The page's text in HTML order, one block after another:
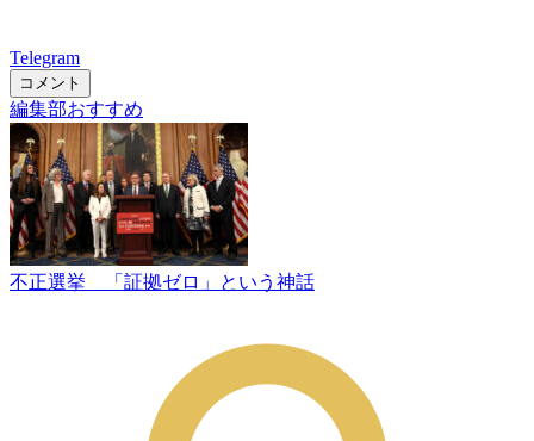
Telegram
コメント
編集部おすすめ
不正選挙 「証拠ゼロ」という神話